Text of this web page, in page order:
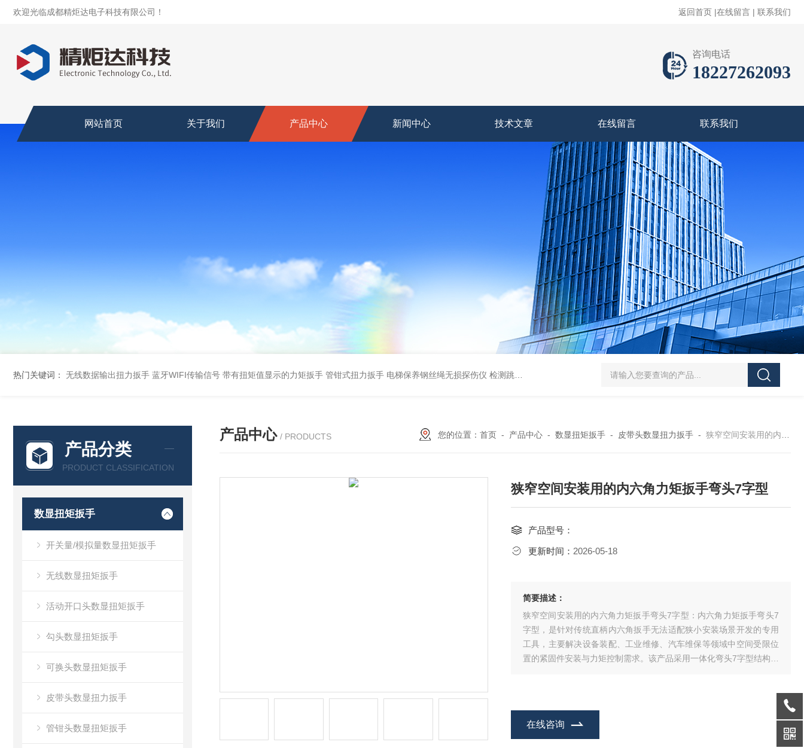
欢迎光临成都精炬达电子科技有限公司！ 返回首页 |在线留言 | 联系我们
咨询电话
18227262093
网站首页 关于我们 产品中心 新闻中心 技术文章 在线留言 联系我们
热门关键词： 无线数据输出扭力扳手 蓝牙WIFI传输信号 带有扭矩值显示的力矩扳手 管钳式扭力扳手 电梯保养钢丝绳无损探伤仪 检测跳丝/断丝 5-300N.m的扭矩扳手检定仪 机械扳手校准仪 JDSF100KN电子式拉
产品分类
PRODUCT CLASSIFICATION
数显扭矩扳手
开关量/模拟量数显扭矩扳手
无线数显扭矩扳手
活动开口头数显扭矩扳手
勾头数显扭矩扳手
可换头数显扭矩扳手
皮带头数显扭力扳手
管钳头数显扭矩扳手
产品中心 / PRODUCTS 您的位置： 首页- 产品中心- 数显扭矩扳手- 皮带头数显扭力扳手- 狭窄空间安装用的内六角力矩扳手弯头7字型
狭窄空间安装用的内六角力矩扳手弯头7字型
产品型号：
更新时间： 2026-05-18
简要描述：
狭窄空间安装用的内六角力矩扳手弯头7字型：内六角力矩扳手弯头7
字型，是针对传统直柄内六角扳手无法适配狭小安装场景开发的专用
工具，主要解决设备装配、工业维修、汽车维保等领域中空间受限位
置的紧固件安装与力矩控制需求。该产品采用一体化弯头7字型结构设
在线咨询